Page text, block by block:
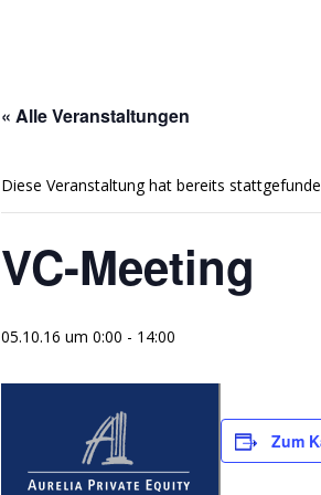
« Alle Veranstaltungen
Diese Veranstaltung hat bereits
VC-Meeting
05.10.16 um 0:00 - 14:00
Zum